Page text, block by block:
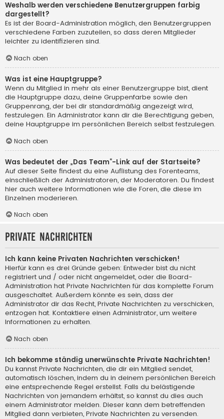
Weshalb werden verschiedene Benutzergruppen farbig
dargestellt?
Es ist der Board-Administration möglich, den Benutzergruppen
verschiedene Farben zuzuteilen, so dass deren Mitglieder
leichter zu identifizieren sind.
Nach oben
Was ist eine Hauptgruppe?
Wenn du Mitglied in mehr als einer Benutzergruppe bist, dient
die Hauptgruppe dazu, deine Gruppenfarbe sowie den
Gruppenrang, der bei dir standardmäßig angezeigt wird,
festzulegen. Ein Administrator kann dir die Berechtigung geben,
deine Hauptgruppe im persönlichen Bereich selbst festzulegen.
Nach oben
Was bedeutet der „Das Team“-Link auf der Startseite?
Auf dieser Seite findest du eine Auflistung des Forenteams,
einschließlich der Administratoren, der Moderatoren. Du findest
hier auch weitere Informationen wie die Foren, die diese im
Einzelnen moderieren.
Nach oben
Private Nachrichten
Ich kann keine Privaten Nachrichten verschicken!
Hierfür kann es drei Gründe geben: Entweder bist du nicht
registriert und / oder nicht angemeldet, oder die Board-
Administration hat Private Nachrichten für das komplette Forum
ausgeschaltet. Außerdem könnte es sein, dass der
Administrator dir das Recht, Private Nachrichten zu verschicken,
entzogen hat. Kontaktiere einen Administrator, um weitere
Informationen zu erhalten.
Nach oben
Ich bekomme ständig unerwünschte Private Nachrichten!
Du kannst Private Nachrichten, die dir ein Mitglied sendet,
automatisch löschen, indem du in deinem persönlichen Bereich
eine entsprechende Regel erstellst. Falls du belästigende
Nachrichten von jemandem erhältst, so kannst du dies auch
einem Administrator melden. Dieser kann dem betreffenden
Mitglied dann verbieten, Private Nachrichten zu versenden.